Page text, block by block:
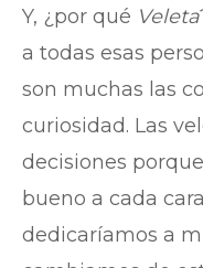
Y, ¿por qué Veleta
a todas esas
son muchas las
curiosidad. Las
decisiones
bueno a cada
dedicaríamos a